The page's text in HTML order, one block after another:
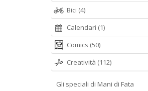
Bici (4)
Calendari (1)
Comics (50)
Creatività (112)
Gli speciali di Mani di Fata